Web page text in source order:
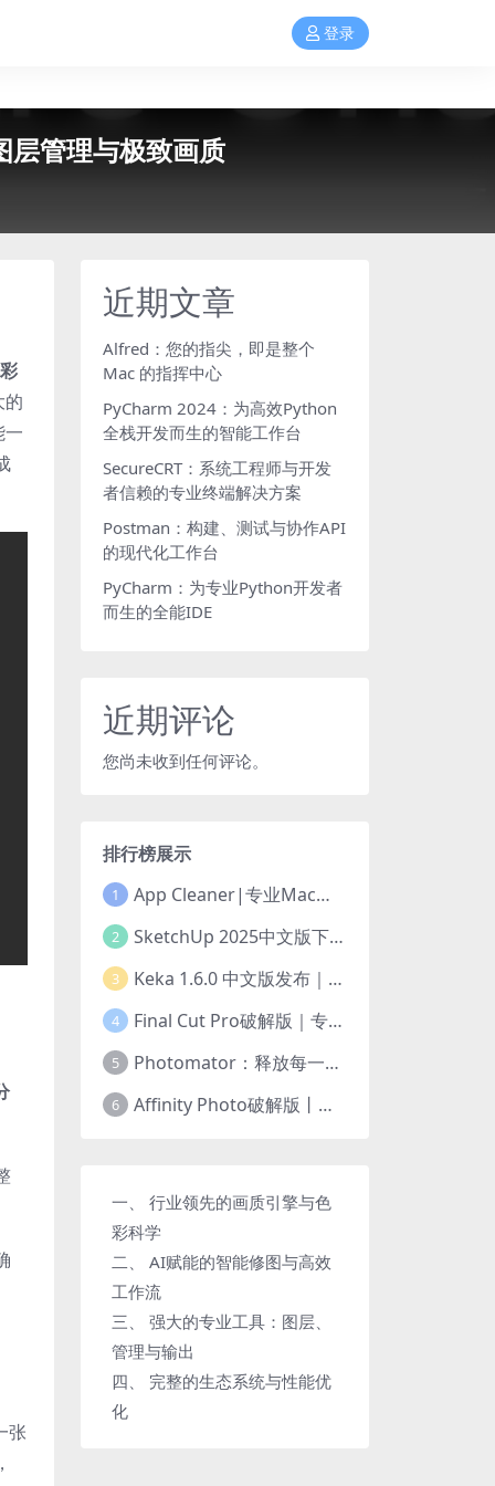
登录
管理与极致画质
的
一
张
近期文章
Alfred：您的指尖，即是整个
Mac 的指挥中心
PyCharm 2024：为高效Python
全栈开发而生的智能工作台
SecureCRT：系统工程师与开发
者信赖的专业终端解决方案
Postman：构建、测试与协作API
的现代化工作台
PyCharm：为专业Python开发者
而生的全能IDE
近期评论
您尚未收到任何评论。
排行榜展示
1 App Cleaner|专业Mac应用卸载工具
2 SketchUp 2025中文版下载丨工具全面升级
3 Keka 1.6.0 中文版发布｜强大的Mac免费压缩解压工具
4 Final Cut Pro破解版｜专业视频剪辑软件
5 Photomator：释放每一张照片的非凡潜力
6 Affinity Photo破解版丨彻底革新的专业图像处理软件
一、 行业领先的画质引擎与色
彩科学
二、 AI赋能的智能修图与高效
工作流
三、 强大的专业工具：图层、
管理与输出
四、 完整的生态系统与性能优
化